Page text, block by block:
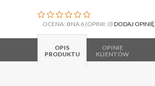
OCENA: 0NA 6 (OPINII: 0) DODAJ OPINIĘ
OPIS
PRODUKTU
OPINIE
KLIENTÓW